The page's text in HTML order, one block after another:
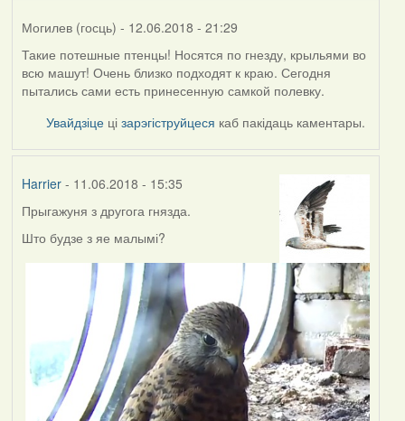
Могилев (госць) - 12.06.2018 - 21:29
Такие потешные птенцы! Носятся по гнезду, крыльями во
всю машут! Очень близко подходят к краю. Сегодня
пытались сами есть принесенную самкой полевку.
Увайдзіце цізарэгіструйцеся каб пакідаць каментары.
Harrier- 11.06.2018 - 15:35
Прыгажуня з другога гнязда.
Што будзе з яе малымі?